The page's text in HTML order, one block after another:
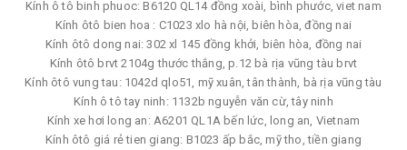
Kính ô tô binh phuoc: B6120 QL14 đồng xoài, bình phước, viet nam
Kính ôtô bien hoa : C1023 xlo hà nội, biên hòa, đồng nai
Kính ôtô dong nai: 302 xl 145 đồng khởi, biên hòa, đồng nai
Kính ôtô brvt 2104g thước thắng, p.12 bà rịa vũng tàu brvt
Kính ôtô vung tau: 1042d qlo51, mỹ xuân, tân thành, bà rịa vũng tàu
Kính ô tô tay ninh: 1132b nguyễn văn cừ, tây ninh
Kính xe hơi long an: A6201 QL1A bến lức, long an, Vietnam
Kính ôtô giá rẻ tien giang: B1023 ấp bắc, mỹ tho, tiền giang